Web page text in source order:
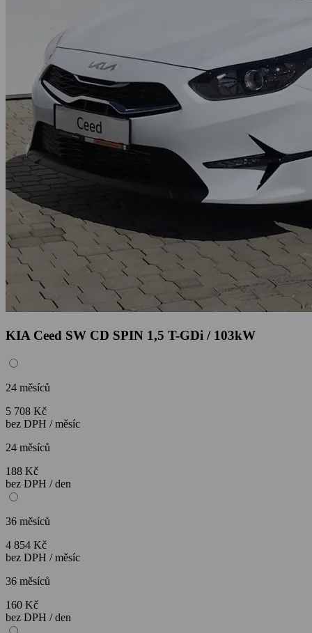
KIA Ceed SW CD SPIN 1,5 T-GDi / 103kW
24 měsíců
5 708 Kč
bez DPH / měsíc
24 měsíců
188 Kč
bez DPH / den
36 měsíců
4 854 Kč
bez DPH / měsíc
36 měsíců
160 Kč
bez DPH / den